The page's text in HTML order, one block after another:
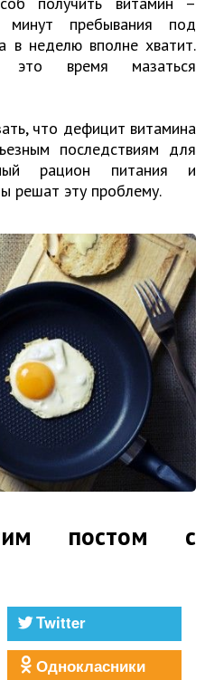
пребывания под
в неделю вполне хватит.
время мазаться
что дефицит витамина
последствиям для
рацион питания и
решат эту проблему.
постом с
Twitter
Однокласники